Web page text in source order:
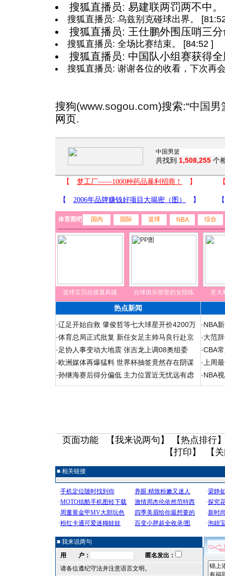
搜狐直播员: 易建联两罚两不中
搜狐直播员: 乌兹别克碰球出界。
搜狐直播员: 王仕鹏外围压哨三
搜狐直播员: 全场比赛结束。 [84:52 ]
搜狐直播员: 中国队小组赛获得
搜狐直播员: 谢谢各位的收看，下次再
搜狗(www.sogou.com)搜索:“中国男
网页.
共找到 1,508,255 个
体育图吧 国内 国际 篮球 NBA 综合
篮球宝贝自摸显风骚 台球俱乐部里的女陪练 意大
热点新闻
·辽足开始自救 肇俊哲等七大球星开价4200万
·体育总局正式批复 新任女足主帅马良行赴京
· 足协人事变动大地震 张吉龙上调08奥组委
·欧洲媒体再爆猛料 世界杯抽签竟然存在阴谋
·孙继海赛后得分偏低 主力位置近无忧远有虑
·NBA
·大范
·CBA
· 上周
·NBA
页面功能 【我来说两句 】 【热点排行
【打印 】 【
■ 相关链接
■ 我来说两句
用 户：
匿名发出：
请各位遵纪守法并注意语言文明。